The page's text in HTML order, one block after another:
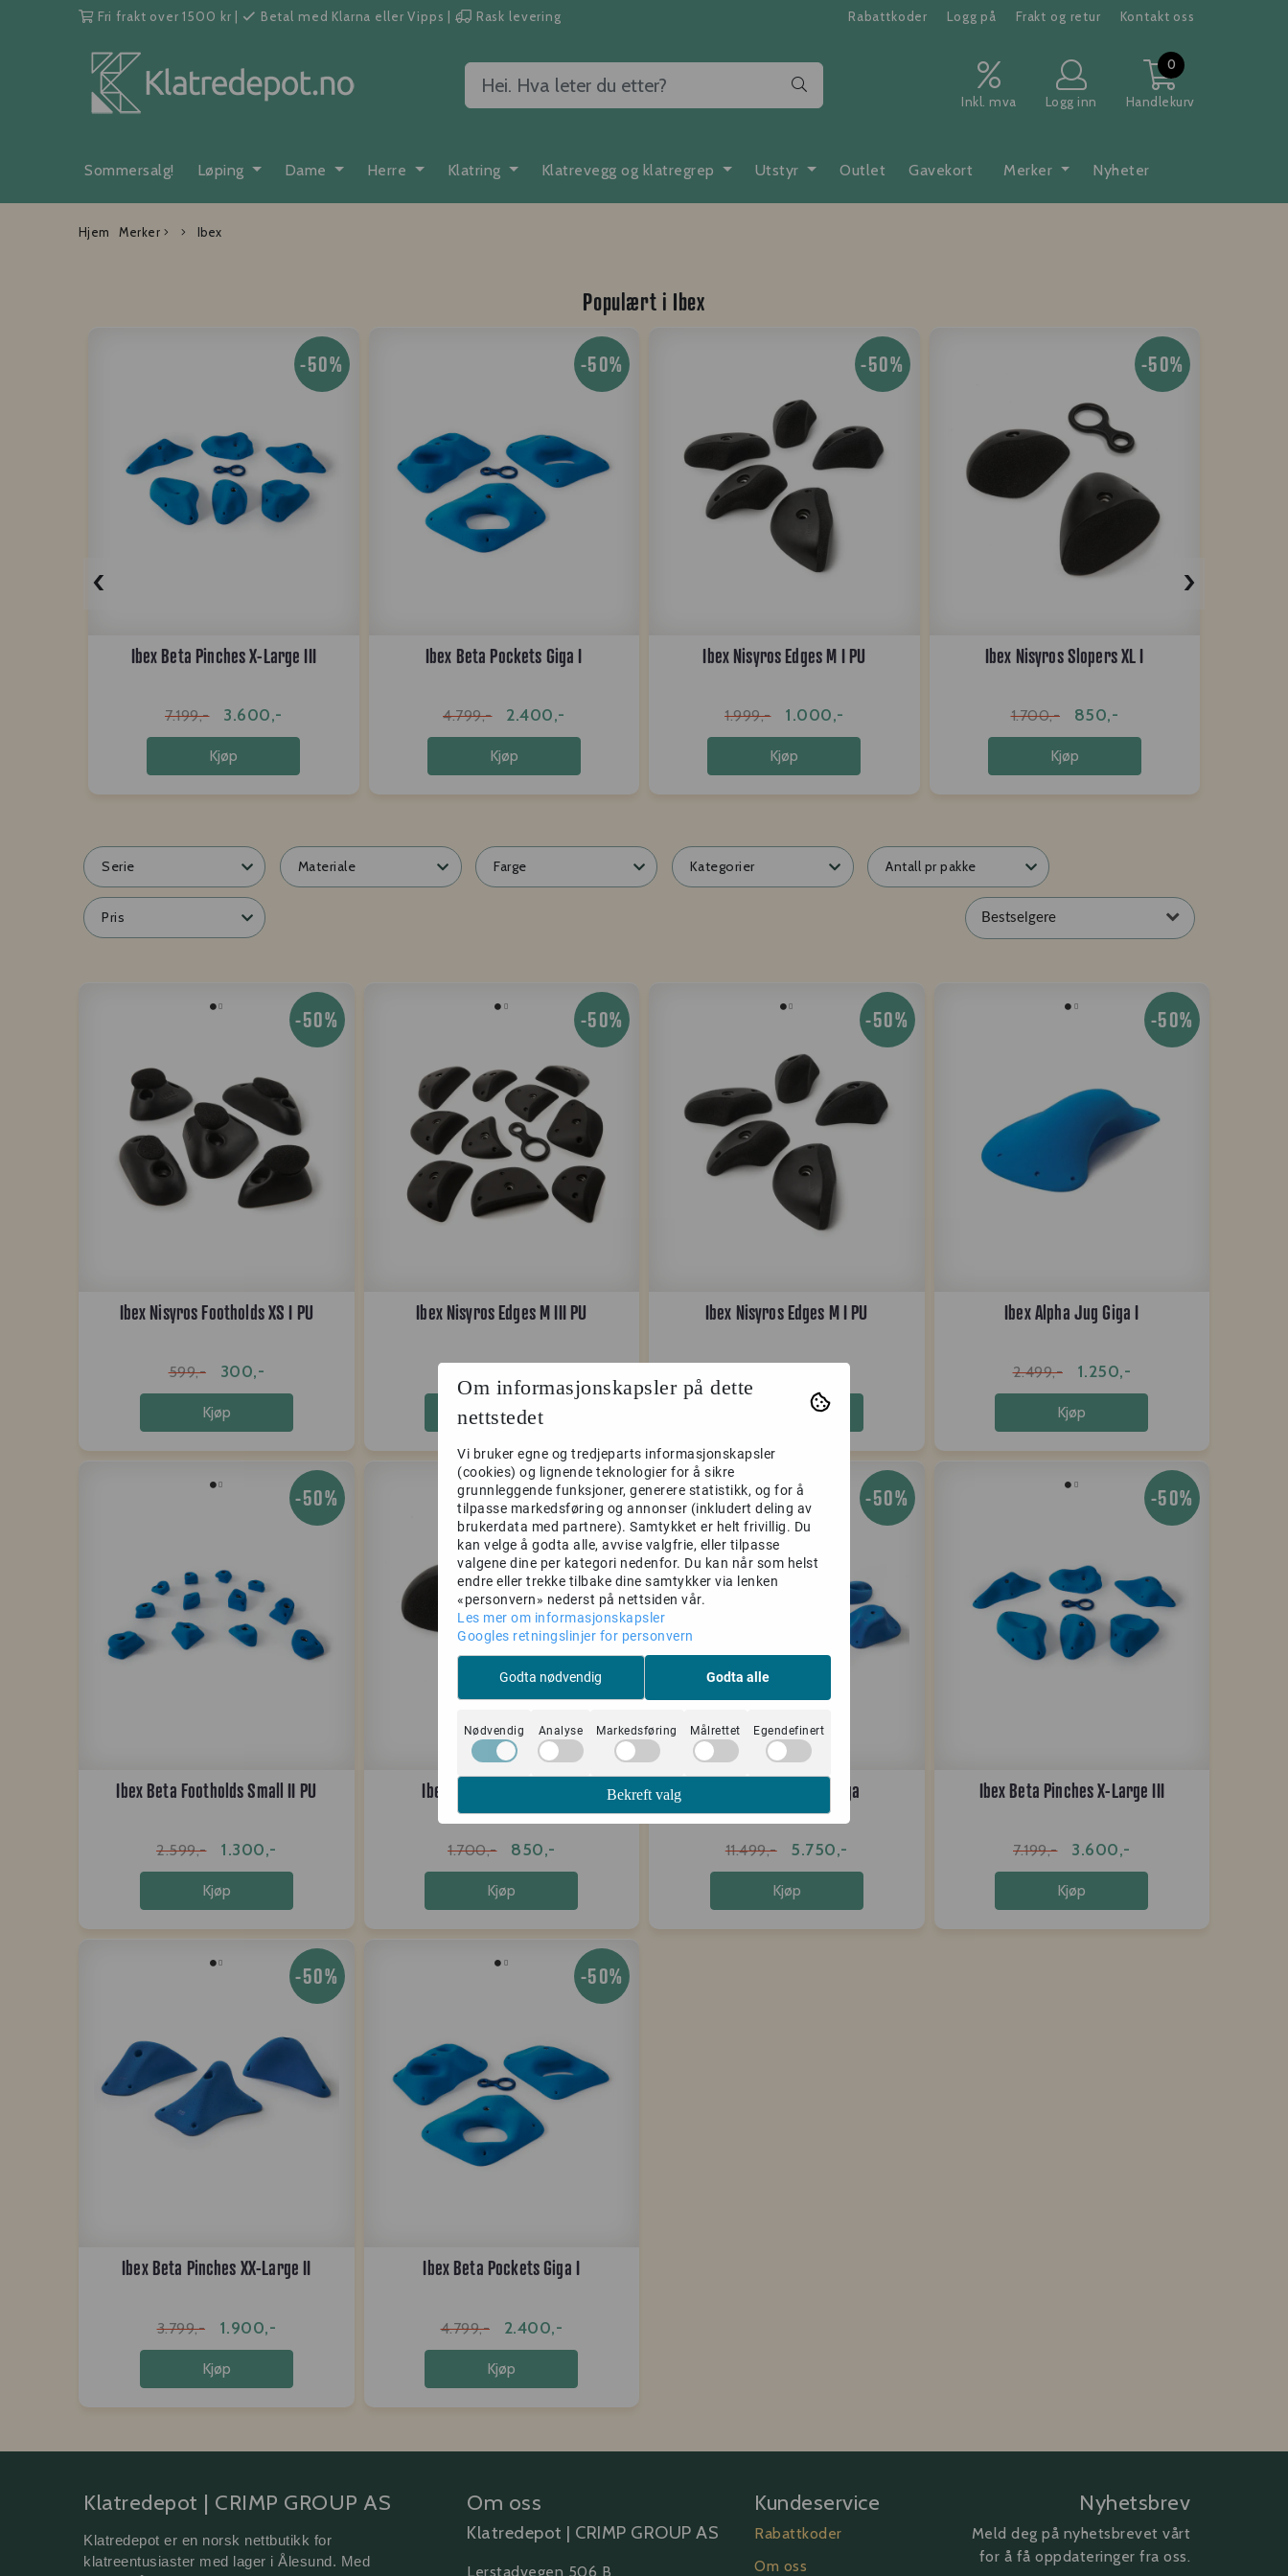
Fri frakt over 1500 kr Betal med Klarna eller Vipps | Rask levering Rabattkoder Logg på Frakt og retur Kontakt oss
Inkl. mva Logg inn
0
Handlekurv
Sommersalg! Løping Dame Herre Klatring Klatrevegg og klatregrep Utstyr Outlet Gavekort Merker Nyheter
Hjem Merker Ibex
Populært i Ibex
-50%
Ibex Beta Pinches X-Large III
7.199,- 3.600,-
Kjøp
-50%
Ibex Beta Pockets Giga I
4.799,- 2.400,-
Kjøp
-50%
Ibex Nisyros Edges M I PU
1.999,- 1.000,-
Kjøp
-50%
Ibex Nisyros Slopers XL I
1.700,- 850,-
Kjøp
‹ ›
Serie Materiale Farge Kategorier Antall pr pakke
Pris Bestselgere
-50%
Ibex Nisyros Footholds XS I PU
599,- 300,-
Kjøp
-50%
Ibex Nisyros Edges M III PU
Kjøp
-50%
Ibex Nisyros Edges M I PU
-50%
Ibex Alpha Jug Giga I
2.499,- 1.250,-
Kjøp
-50%
Ibex Beta Footholds Small II PU
2.599,- 1.300,-
Kjøp
-50%
Ibex Nisyros Slopers XL I
1.700,- 850,-
Kjøp
-50%
Ibex Beta Pinches Giga
11.499,- 5.750,-
Kjøp
-50%
Ibex Beta Pinches X-Large III
7.199,- 3.600,-
Kjøp
-50%
Ibex Beta Pinches XX-Large II
3.799,- 1.900,-
Kjøp
-50%
Ibex Beta Pockets Giga I
4.799,- 2.400,-
Kjøp
Klatredepot | CRIMP GROUP AS
Klatredepot er en norsk nettbutikk for
klatreentusiaster med lager i Ålesund. Med
Om oss
Klatredepot | CRIMP GROUP AS
Lerstadvegen 506 B
Kundeservice
Rabattkoder
Om oss
Nyhetsbrev
Meld deg på nyhetsbrevet vårt
for å få oppdateringer fra oss.
Om informasjonskapsler på dette
nettstedet
Vi bruker egne og tredjeparts informasjonskapsler
(cookies) og lignende teknologier for å sikre
grunnleggende funksjoner, generere statistikk, og for å
tilpasse markedsføring og annonser (inkludert deling av
brukerdata med partnere). Samtykket er helt frivillig. Du
kan velge å godta alle, avvise valgfrie, eller tilpasse
valgene dine per kategori nedenfor. Du kan når som helst
endre eller trekke tilbake dine samtykker via lenken
«personvern» nederst på nettsiden vår.
Les mer om informasjonskapsler
Googles retningslinjer for personvern
Godta nødvendig Godta alle
Nødvendig Analyse Markedsføring Målrettet Egendefinert
Bekreft valg